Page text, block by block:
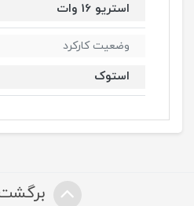
استریو 16 وات
وضعیت کارکرد
استوک
برگشت